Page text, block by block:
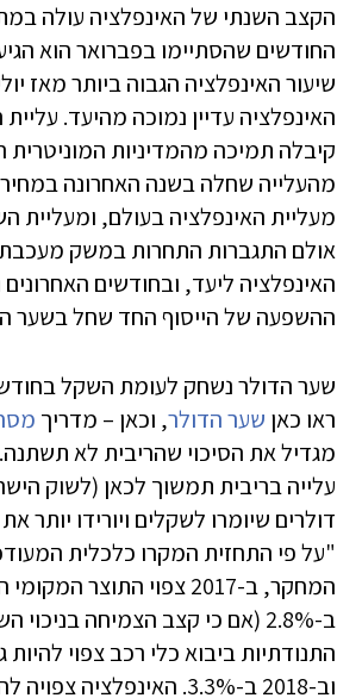
האינפלציה עדיין נמוכה מהיעד.
קיבלה תמיכה מהמדיניות
מהעלייה שחלה בשנה האחרונה
מעליית האינפלציה בעולם, ומעליית
אולם התגברות התחרות במשק
האינפלציה ליעד, ובחודשים
ההשפעה של הייסוף החד שחל בשער
שער הדולר נשחק לעומת השקל
ראו כאן שער הדולר, וכאן – מדריך
מגדיל את הסיכוי שהריבית לא
עלייה בריבית תמשוך לכאן (לשוק
דולרים שיומרו לשקלים ויורידו יותר
"על פי התחזית המקרו כלכלית
המחקר, ב-2017 צפוי התוצר
ב-2.8% (אם כי קצב הצמיחה בניכוי
התנודתיות ביבוא כלי רכב צפוי להיות